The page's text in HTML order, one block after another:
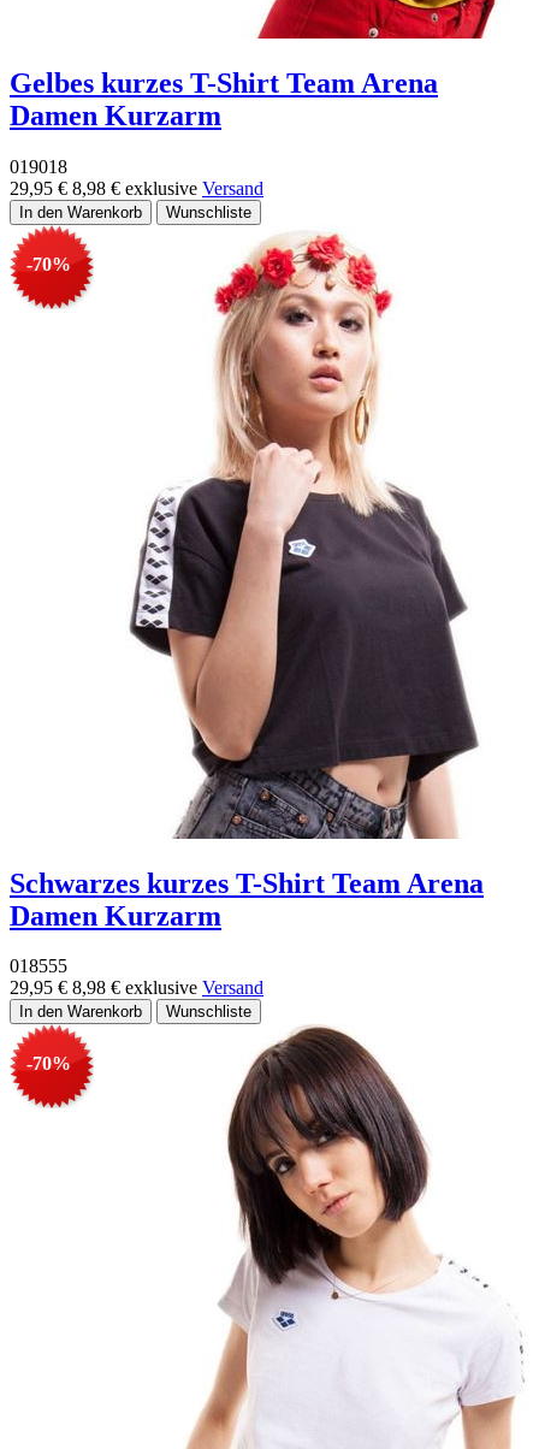
Gelbes kurzes T-Shirt Team Arena
Damen Kurzarm
019018
29,95 € 8,98 € exklusive Versand
-70%
Schwarzes kurzes T-Shirt Team Arena
Damen Kurzarm
018555
29,95 € 8,98 € exklusive Versand
-70%